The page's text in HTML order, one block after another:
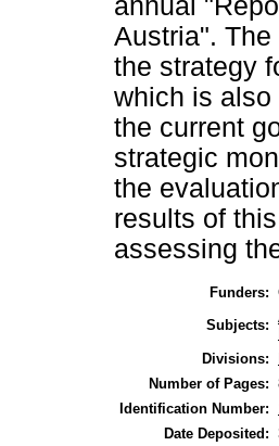
Austria".
the strategy
which is also
the current
strategic
the
results of
assessing
Funders:
Subjects:
Divisions:
Number of Pages:
Identification Number:
Date Deposited: